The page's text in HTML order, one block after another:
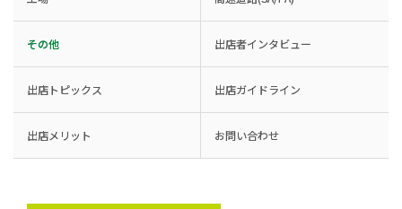
その他 出店者インタビュー
出店トピックス 出店ガイドライン
出店メリット お問い合わせ